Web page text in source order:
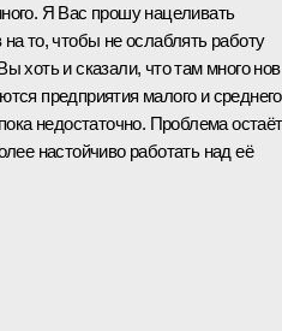
Я Вас прошу нацеливать
на то, чтобы не ослаблять работу
хоть и сказали, что там много
предприятия малого и среднего
недостаточно. Проблема
настойчиво работать над её